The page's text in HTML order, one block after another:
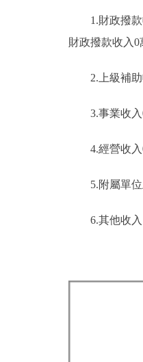
1.財政撥
財政撥款收入
2.上級補
3.事業收
4.經營收
5.附屬單
6.其他收